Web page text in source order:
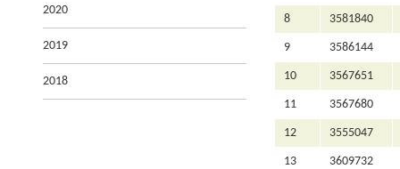
2020
2019
2018
8 3581840
9 3586144
10 3567651
11 3567680
12 3555047
13 3609732